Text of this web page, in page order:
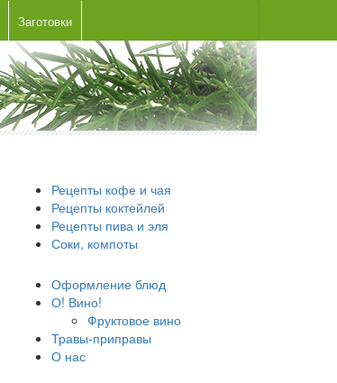
Заготовки
Рецепты кофе и чая
Рецепты коктейлей
Рецепты пива и эля
Соки, компоты
Оформление блюд
О! Вино!
Фруктовое вино
Травы-приправы
О нас